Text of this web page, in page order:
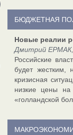
БЮДЖЕТНАЯ
Новые реалии
Дмитрий
Российские
будет жестким,
кризисная
низкие цены на
«голландской